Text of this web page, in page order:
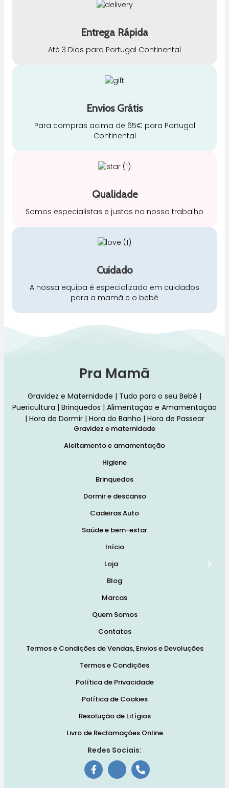
Entrega Rápida
Até 3 Dias para Portugal Continental
Envios Grátis
Para compras acima de 65€ para Portugal
Continental
Qualidade
Somos especialistas e justos no nosso trabalho
Cuidado
A nossa equipa é especializada em cuidados
para a mamã e o bebé
Pra Mamã
Gravidez e Maternidade | Tudo para o seu Bebé |
Puericultura | Brinquedos | Alimentação e Amamentação
| Hora de Dormir | Hora do Banho | Hora de Passear
Gravidez e maternidade
Aleitamento e amamentação
Higiene
Brinquedos
Dormir e descanso
Cadeiras Auto
Saúde e bem-estar
Início
Loja
Blog
Marcas
Quem Somos
Contatos
Termos e Condições de Vendas, Envios e Devoluções
Termos e Condições
Política de Privacidade
Política de Cookies
Resolução de Litígios
Livro de Reclamações Online
Redes Sociais: